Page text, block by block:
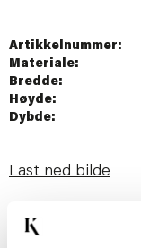
Artikkelnummer:
Materiale:
Bredde:
Høyde:
Dybde:
Last ned bilde